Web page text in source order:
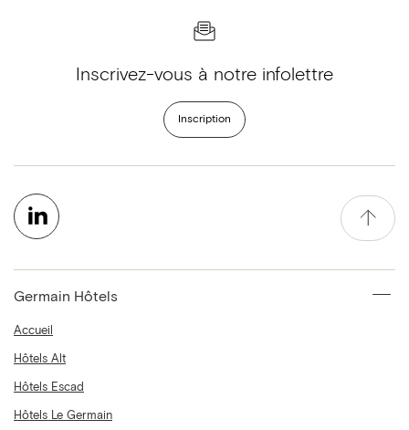
Inscrivez-vous à notre infolettre
Inscription
Germain Hôtels
Accueil
Hôtels Alt
Hôtels Escad
Hôtels Le Germain